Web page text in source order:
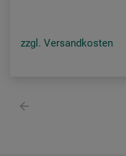
zzgl. Versandkosten